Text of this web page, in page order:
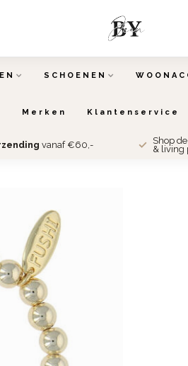
SCHOENEN
Merken Klantenservice
vanaf €60,- Shop de
& living